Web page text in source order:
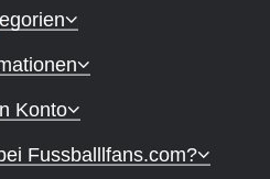
Konto
Fussballlfans.com?